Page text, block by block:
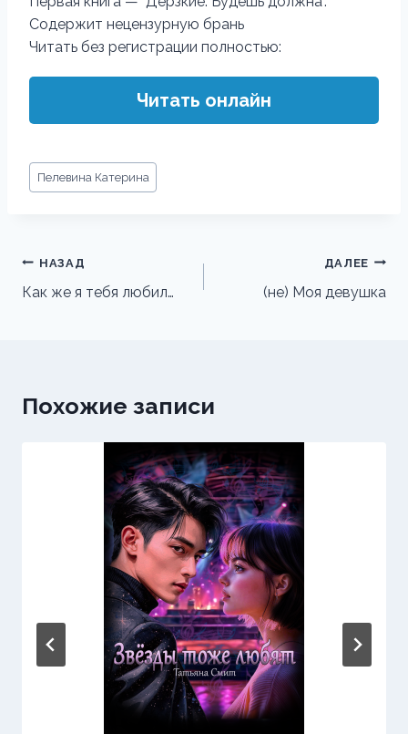
​​​​​​​Содержит нецензурную брань
Читать без регистрации полностью:
Читать онлайн
Метки
записи:
Пелевина Катерина
Навигация
по
НАЗАД
Как же я тебя любил…
ДАЛЕЕ
(не) Моя девушка
Похожие записи